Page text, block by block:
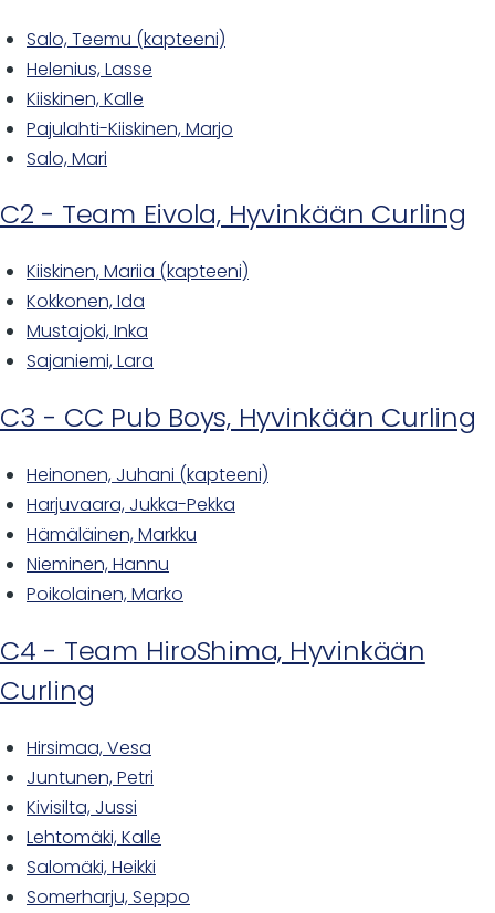
Salo, Teemu (kapteeni)
Helenius, Lasse
Kiiskinen, Kalle
Pajulahti-Kiiskinen, Marjo
Salo, Mari
C2 - Team Eivola, Hyvinkään Curling
Kiiskinen, Mariia (kapteeni)
Kokkonen, Ida
Mustajoki, Inka
Sajaniemi, Lara
C3 - CC Pub Boys, Hyvinkään Curling
Heinonen, Juhani (kapteeni)
Harjuvaara, Jukka-Pekka
Hämäläinen, Markku
Nieminen, Hannu
Poikolainen, Marko
C4 - Team HiroShima, Hyvinkään
Curling
Hirsimaa, Vesa
Juntunen, Petri
Kivisilta, Jussi
Lehtomäki, Kalle
Salomäki, Heikki
Somerharju, Seppo